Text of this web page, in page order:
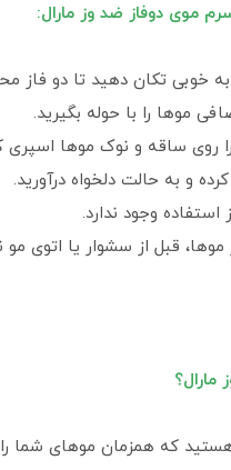
موی دوفاز ضد وز مارال:
خوبی تکان دهید تا دو فاز
موها را با حوله بگیرید.
روی ساقه و نوک موها اسپری
و به حالت دلخواه درآورید.
وجود ندارد.
قبل از سشوار یا اتوی
که همزمان موهای شما را